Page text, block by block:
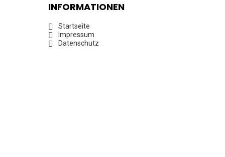
INFORMATIONEN
Startseite
Impressum
Datenschutz